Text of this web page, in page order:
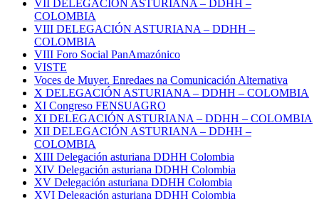
VII DELEGACIÓN ASTURIANA – DDHH –
COLOMBIA
VIII DELEGACIÓN ASTURIANA – DDHH –
COLOMBIA
VIII Foro Social PanAmazónico
VISTE
Voces de Muyer. Enredaes na Comunicación Alternativa
X DELEGACIÓN ASTURIANA – DDHH – COLOMBIA
XI Congreso FENSUAGRO
XI DELEGACIÓN ASTURIANA – DDHH – COLOMBIA
XII DELEGACIÓN ASTURIANA – DDHH –
COLOMBIA
XIII Delegación asturiana DDHH Colombia
XIV Delegación asturiana DDHH Colombia
XV Delegación asturiana DDHH Colombia
XVI Delegación asturiana DDHH Colombia